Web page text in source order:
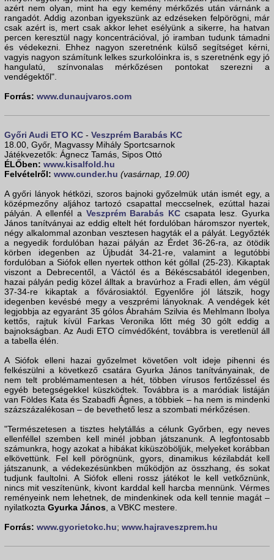
azért nem olyan, mint ha egy kemény mérkőzés után várnánk a
rangadót. Addig azonban igyekszünk az edzéseken felpörögni, már
csak azért is, mert csak akkor lehet esélyünk a sikerre, ha hatvan
percen keresztül nagy koncentrációval, jó iramban tudunk támadni
és védekezni. Ehhez nagyon szeretnénk külső segítséget kérni,
vagyis nagyon számítunk lelkes szurkolóinkra is, s szeretnénk egy jó
hangulatú, színvonalas mérkőzésen pontokat szerezni a
vendégektől".
Forrás: www.dunaujvaros.com
Győri Audi ETO KC - Veszprém Barabás KC
18.00, Győr, Magvassy Mihály Sportcsarnok
Játékvezetők: Ágnecz Tamás, Sipos Ottó
ÉLŐben: www.kisalfold.hu
Felvételről: www.cunder.hu (vasárnap, 19.00)
A győri lányok hétközi, szoros bajnoki győzelmük után ismét egy, a
középmezőny aljához tartozó csapattal meccselnek, ezúttal hazai
pályán. A ellenfél a Veszprém Barabás KC csapata lesz. Gyurka
János tanítványai az eddig eltelt hét fordulóban háromszor nyertek,
négy alkalommal azonban vesztesen hagyták el a pályát. Legyőzték
a negyedik fordulóban hazai pályán az Érdet 36-26-ra, az ötödik
körben idegenben az Újbudát 34-21-re, valamint a legutóbbi
fordulóban a Siófok ellen nyertek otthon két góllal (25-23). Kikaptak
viszont a Debrecentől, a Váctól és a Békéscsabától idegenben,
hazai pályán pedig közel álltak a bravúrhoz a Fradi ellen, ám végül
37-34-re kikaptak a fővárosiaktól. Egyenlőre jól látszik, hogy
idegenben kevésbé megy a veszprémi lányoknak. A vendégek két
legjobbja az egyaránt 35 gólos Ábrahám Szilvia és Mehlmann Ibolya
kettős, rajtuk kívül Farkas Veronika lőtt még 30 gólt eddig a
bajnokságban. Az Audi ETO címvédőként, továbbra is veretlenül áll
a tabella élén.
A Siófok elleni hazai győzelmet követően volt ideje pihenni és
felkészülni a következő csatára Gyurka János tanítványainak, de
nem telt problémamentesen a hét, többen vírusos fertőzéssel és
egyéb betegségekkel küszködtek. Továbbra is a maródiak listáján
van Földes Kata és Szabadfi Ágnes, a többiek – ha nem is mindenki
százszázalékosan – de bevethető lesz a szombati mérkőzésen.
"Természetesen a tisztes helytállás a célunk Győrben, egy neves
ellenféllel szemben kell minél jobban játszanunk. A legfontosabb
számunkra, hogy azokat a hibákat kiküszöböljük, melyeket korábban
elkövettünk. Fel kell pörögnünk, gyors, dinamikus kézilabdát kell
játszanunk, a védekezésünkben működjön az összhang, és sokat
tudjunk faultolni. A Siófok elleni rossz játékot le kell vetkőznünk,
nincs mit veszítenünk, kivont karddal kell harcba mennünk. Vérmes
reményeink nem lehetnek, de mindenkinek oda kell tennie magát –
nyilatkozta Gyurka János, a VBKC mestere.
Forrás: www.gyorietokc.hu; www.hajraveszprem.hu